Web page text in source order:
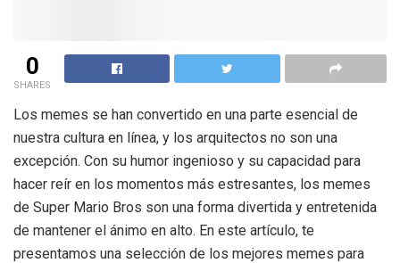
0
SHARES
Los memes se han convertido en una parte esencial de
nuestra cultura en línea, y los arquitectos no son una
excepción. Con su humor ingenioso y su capacidad para
hacer reír en los momentos más estresantes, los memes
de Super Mario Bros son una forma divertida y entretenida
de mantener el ánimo en alto. En este artículo, te
presentamos una selección de los mejores memes para